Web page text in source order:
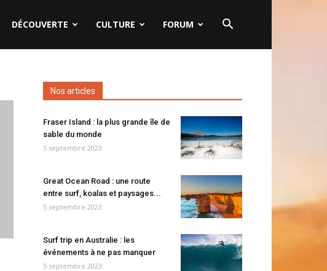
DÉCOUVERTE CULTURE FORUM
Nos articles
Fraser Island : la plus grande île de
sable du monde
5 septembre 2023
Great Ocean Road : une route
entre surf, koalas et paysages...
5 septembre 2023
Surf trip en Australie : les
événements à ne pas manquer
5 septembre 2023